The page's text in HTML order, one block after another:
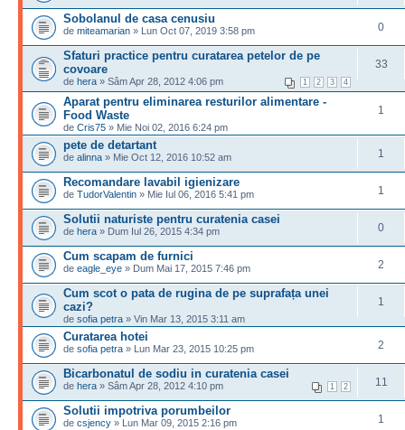
Sobolanul de casa cenusiu
de miteamarian » Lun Oct 07, 2019 3:58 pm 0
Sfaturi practice pentru curatarea petelor de pe
covoare
1 2 3 4
de hera » Sâm Apr 28, 2012 4:06 pm
33
Aparat pentru eliminarea resturilor alimentare -
Food Waste
de Cris75 » Mie Noi 02, 2016 6:24 pm
1
pete de detartant
de alinna » Mie Oct 12, 2016 10:52 am 1
Recomandare lavabil igienizare
de TudorValentin » Mie Iul 06, 2016 5:41 pm 1
Solutii naturiste pentru curatenia casei
de hera » Dum Iul 26, 2015 4:34 pm 0
Cum scapam de furnici
de eagle_eye » Dum Mai 17, 2015 7:46 pm 2
Cum scot o pata de rugina de pe suprafața unei
cazi?
de sofia petra » Vin Mar 13, 2015 3:11 am
1
Curatarea hotei
de sofia petra » Lun Mar 23, 2015 10:25 pm 2
Bicarbonatul de sodiu in curatenia casei
1 2
de hera » Sâm Apr 28, 2012 4:10 pm 11
Solutii impotriva porumbeilor
de csjency » Lun Mar 09, 2015 2:16 pm 1